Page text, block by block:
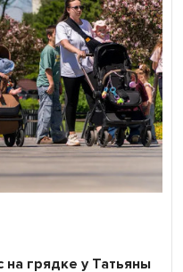
грядке у Татьяны